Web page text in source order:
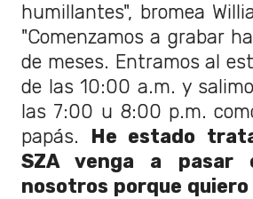
humillantes", bromea
"Comenzamos a grabar
de meses. Entramos al
de las 10:00 a.m. y
las 7:00 u 8:00 p.m.
papás. He estado
SZA venga a pasar
nosotros porque quiero